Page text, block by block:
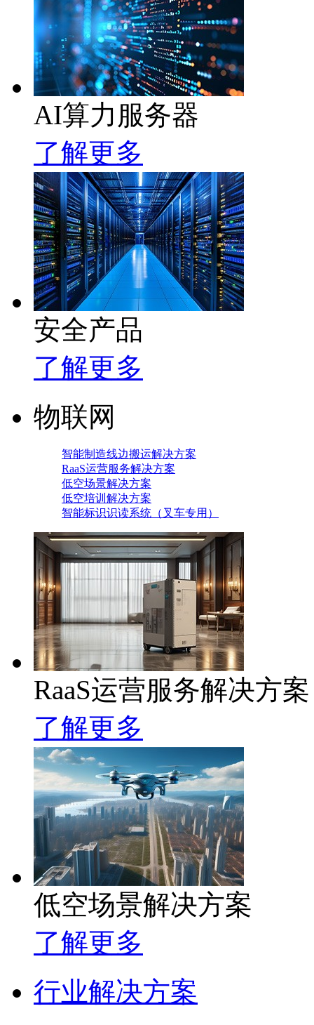
AI算力服务器
了解更多
安全产品
了解更多
物联网
智能制造线边搬运解决方案
RaaS运营服务解决方案
低空场景解决方案
低空培训解决方案
智能标识识读系统（叉车专用）
RaaS运营服务解决方案
了解更多
低空场景解决方案
了解更多
行业解决方案